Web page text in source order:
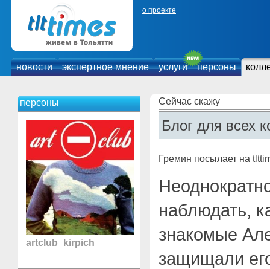
о проекте
новости экспертное мнение услуги персоны
персоны
artclub_kirpich
Сейчас скажу
Блог для всех
Гремин посылает на
наблюдать,
знакомые
защищали